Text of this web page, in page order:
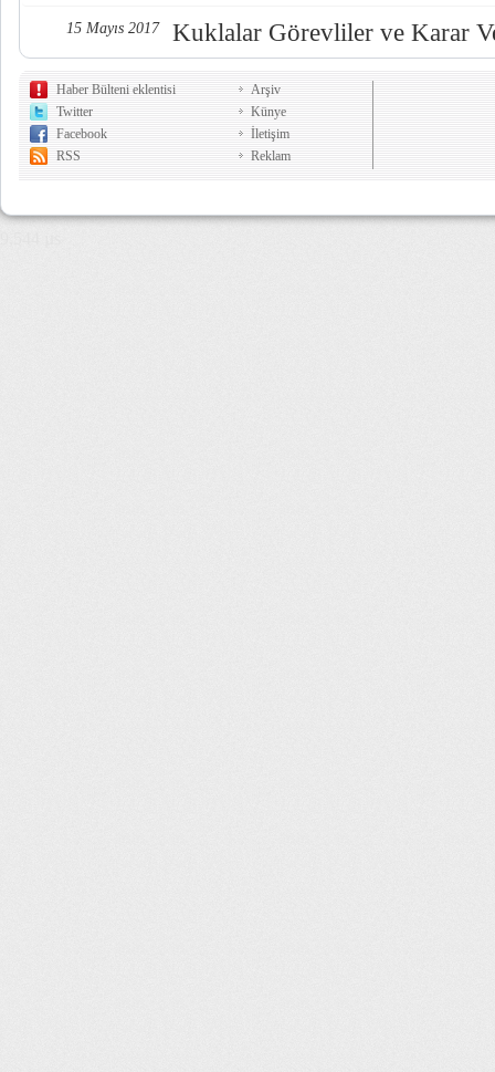
15 Mayıs 2017 Kuklalar Görevliler ve Karar
Haber Bülteni eklentisi
Twitter
Facebook
RSS
Arşiv
Künye
İletişim
Reklam